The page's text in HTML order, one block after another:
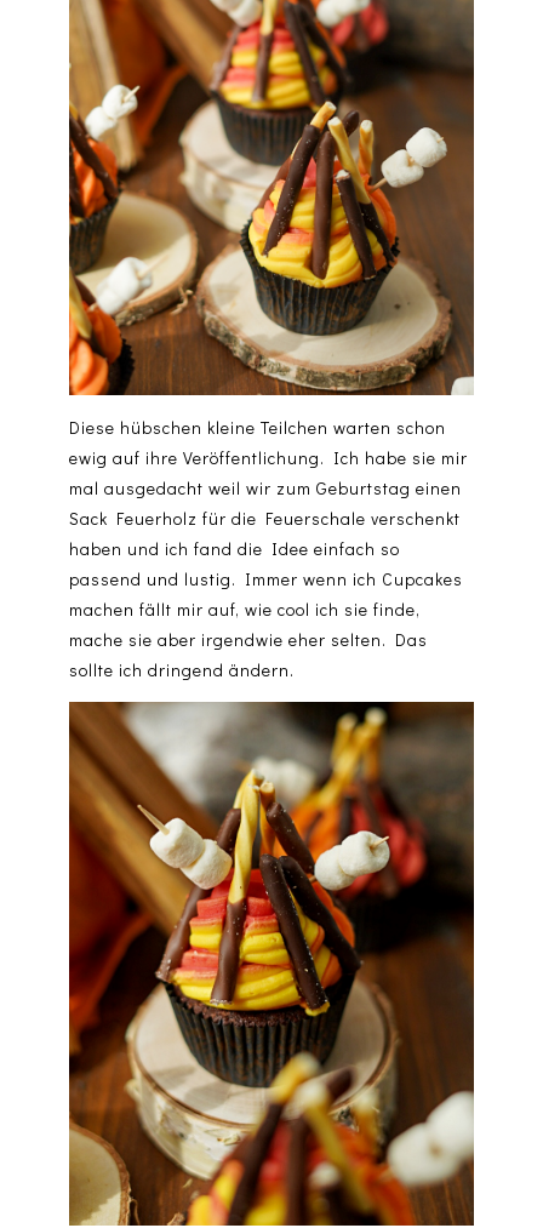
Diese hübschen kleine Teilchen warten schon
ewig auf ihre Veröffentlichung. Ich habe sie mir
mal ausgedacht weil wir zum Geburtstag einen
Sack Feuerholz für die Feuerschale verschenkt
haben und ich fand die Idee einfach so
passend und lustig. Immer wenn ich Cupcakes
machen fällt mir auf, wie cool ich sie finde,
mache sie aber irgendwie eher selten. Das
sollte ich dringend ändern.